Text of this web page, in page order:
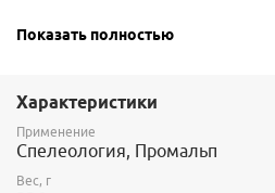
Сертификаты: CE EN 341 class A.
Показать полностью
Характеристики
Применение
Спелеология, Промальп
Вес, г